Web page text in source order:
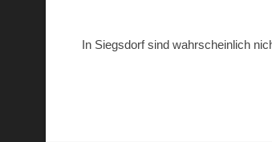
In Siegsdorf sind wahrscheinlich